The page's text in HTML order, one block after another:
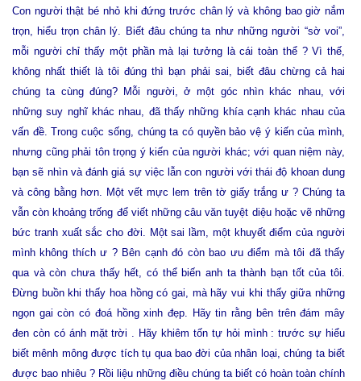
Con người thật bé nhỏ khi đứng trước chân lý và không bao giờ nắm
trọn, hiểu trọn chân lý. Biết đâu chúng ta như những người “sờ voi”,
mỗi người chỉ thấy một phần mà lại tưởng là cái toàn thể ? Vì thế,
không nhất thiết là tôi đúng thì bạn phải sai, biết đâu chừng cả hai
chúng ta cùng đúng? Mỗi người, ở một góc nhìn khác nhau, với
những suy nghĩ khác nhau, đã thấy những khía cạnh khác nhau của
vấn đề. Trong cuộc sống, chúng ta có quyền bảo vệ ý kiến của mình,
nhưng cũng phải tôn trọng ý kiến của người khác; với quan niệm này,
bạn sẽ nhìn và đánh giá sự việc lẫn con người với thái độ khoan dung
và công bằng hơn. Một vết mực lem trên tờ giấy trắng ư ? Chúng ta
vẫn còn khoảng trống để viết những câu văn tuyệt diệu hoặc vẽ những
bức tranh xuất sắc cho đời. Một sai lầm, một khuyết điểm của người
mình không thích ư ? Bên cạnh đó còn bao ưu điểm mà tôi đã thấy
qua và còn chưa thấy hết, có thể biến anh ta thành bạn tốt của tôi.
Đừng buồn khi thấy hoa hồng có gai, mà hãy vui khi thấy giữa những
ngọn gai còn có đoá hồng xinh đẹp. Hãy tin rằng bên trên đám mây
đen còn có ánh mặt trời . Hãy khiêm tốn tự hỏi mình : trước sự hiểu
biết mênh mông được tích tụ qua bao đời của nhân loại, chúng ta biết
được bao nhiêu ? Rồi liệu những điều chúng ta biết có hoàn toàn chính